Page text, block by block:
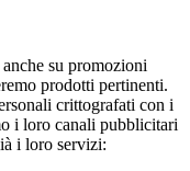
su promozioni
prodotti pertinenti.
crittografati con i
i loro canali pubblicitari
i loro servizi: